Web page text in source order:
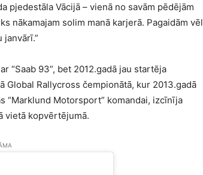
pjedestāla Vācijā – vienā no savām pēdējām
nākamajam solim manā karjerā. Pagaidām vēl
“Saab 93”, bet 2012.gadā jau startēja
Global Rallycross čempionātā, kur 2013.gadā
“Marklund Motorsport” komandai, izcīnīja
vietā kopvērtējumā.